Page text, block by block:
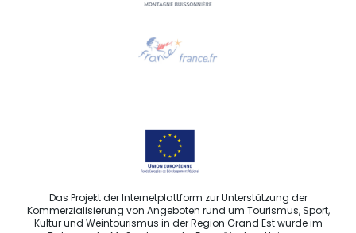
Sprechen Sie uns per E-Mail an
Das Projekt der Internetplattform zur Unterstützung der
Kommerzialisierung von Angeboten rund um Tourismus, Sport,
Kultur und Weintourismus in der Region Grand Est wurde im